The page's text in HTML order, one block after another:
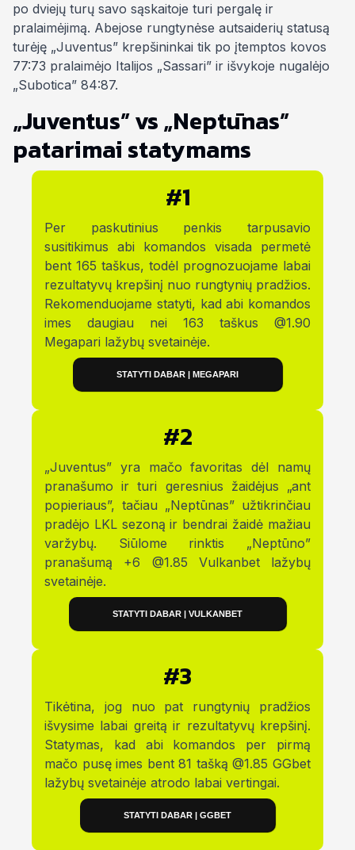
po dviejų turų savo sąskaitoje turi pergalę ir
pralaimėjimą. Abejose rungtynėse autsaiderių statusą
turėję „Juventus” krepšininkai tik po įtemptos kovos
77:73 pralaimėjo Italijos „Sassari” ir išvykoje nugalėjo
„Subotica” 84:87.
„Juventus” vs „Neptūnas”
patarimai statymams
#1
Per paskutinius penkis tarpusavio
susitikimus abi komandos visada permetė
bent 165 taškus, todėl prognozuojame labai
rezultatyvų krepšinį nuo rungtynių pradžios.
Rekomenduojame statyti, kad abi komandos
imes daugiau nei 163 taškus @1.90
Megapari lažybų svetainėje.
STATYTI DABAR | MEGAPARI
#2
„Juventus” yra mačo favoritas dėl namų
pranašumo ir turi geresnius žaidėjus „ant
popieriaus”, tačiau „Neptūnas” užtikrinčiau
pradėjo LKL sezoną ir bendrai žaidė mažiau
varžybų. Siūlome rinktis „Neptūno”
pranašumą +6 @1.85 Vulkanbet lažybų
svetainėje.
STATYTI DABAR | VULKANBET
#3
Tikėtina, jog nuo pat rungtynių pradžios
išvysime labai greitą ir rezultatyvų krepšinį.
Statymas, kad abi komandos per pirmą
mačo pusę imes bent 81 tašką @1.85 GGbet
lažybų svetainėje atrodo labai vertingai.
STATYTI DABAR | GGBET